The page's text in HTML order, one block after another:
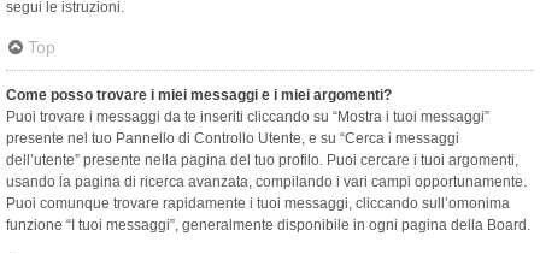
segui le istruzioni.
Top
Come posso trovare i miei messaggi e i miei argomenti?
Puoi trovare i messaggi da te inseriti cliccando su “Mostra i tuoi messaggi”
presente nel tuo Pannello di Controllo Utente, e su “Cerca i messaggi
dell’utente” presente nella pagina del tuo profilo. Puoi cercare i tuoi argomenti,
usando la pagina di ricerca avanzata, compilando i vari campi opportunamente.
Puoi comunque trovare rapidamente i tuoi messaggi, cliccando sull’omonima
funzione “I tuoi messaggi”, generalmente disponibile in ogni pagina della Board.